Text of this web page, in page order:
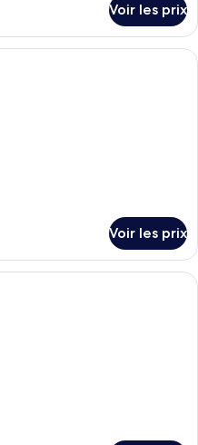
Voir les prix
Une chambre moderne avec un
Voir les prix
Une chambre moderne avec un